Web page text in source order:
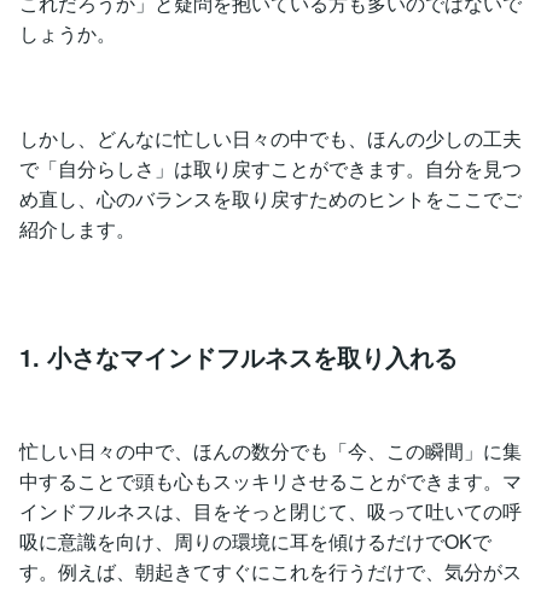
しょうか。
しかし、どんなに忙しい日々の中でも、ほんの少しの工夫
で「自分らしさ」は取り戻すことができます。自分を見つ
め直し、心のバランスを取り戻すためのヒントをここでご
紹介します。
1. 小さなマインドフルネスを取り入れる
忙しい日々の中で、ほんの数分でも「今、この瞬間」に集
中することで頭も心もスッキリさせることができます。マ
インドフルネスは、目をそっと閉じて、吸って吐いての呼
吸に意識を向け、周りの環境に耳を傾けるだけでOKで
す。例えば、朝起きてすぐにこれを行うだけで、気分がス